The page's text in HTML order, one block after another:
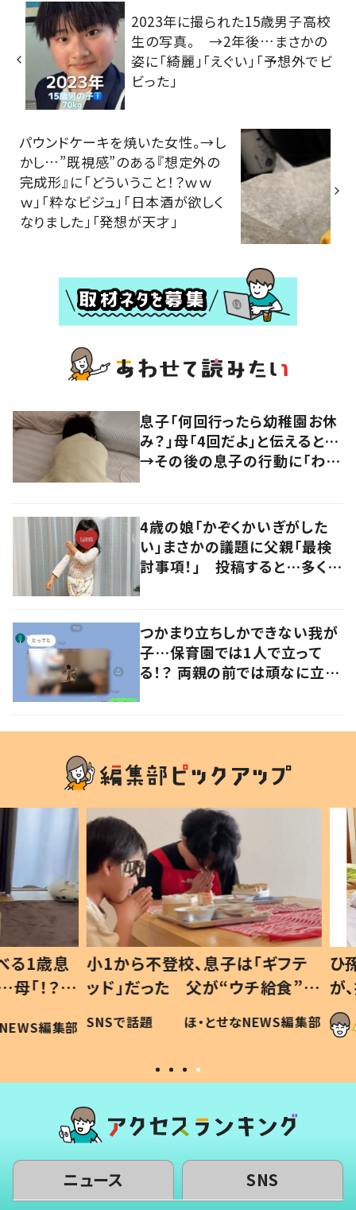
2023年に撮られた15歳男子高校
生の写真。 →2年後…まさかの
姿に「綺麗」「えぐい」「予想外でビ
ビった」
パウンドケーキを焼いた女性。→し
かし…”既視感”のある『想定外の
完成形』に「どういうこと！？ｗｗ
ｗ」「粋なビジュ」「日本酒が欲しく
なりました」「発想が天才」
息子「何回行ったら幼稚園お休
み？」母「4回だよ」と伝えると…
→その後の息子の行動に「わか
4歳の娘「かぞくかいぎがした
い」まさかの議題に父親「最検
討事項！」 投稿すると…多くの
つかまり立ちしかできない我が
子…保育園では1人で立って
る！？ 両親の前では頑なに立た
歳息
？」
編集部
小1から不登校、息子は「ギフテ
ッド」だった 父が“ウチ給食”を
作り続ける理由とは #令和の親
#令和の子
SNSで話題 ほ・とせなNEWS編集部
ひ孫
が、
「涙
い」
ニュース SNS